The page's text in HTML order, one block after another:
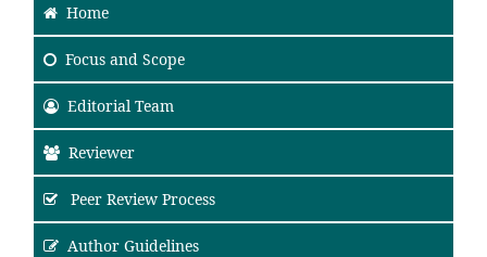
Home
Focus and Scope
Editorial Team
Reviewer
Peer Review Process
Author Guidelines